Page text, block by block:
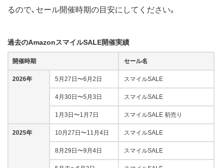
るので、セール開催時期の目安にしてください。
過去のAmazonスマイルSALE開催実績
開催時期 セール名
2026年 5月27日〜6月2日 スマイルSALE
4月30日〜5月3日 スマイルSALE
1月3日〜1月7日 スマイルSALE 初売り
2025年 10月27日〜11月4日 スマイルSALE
8月29日〜9月4日 スマイルSALE